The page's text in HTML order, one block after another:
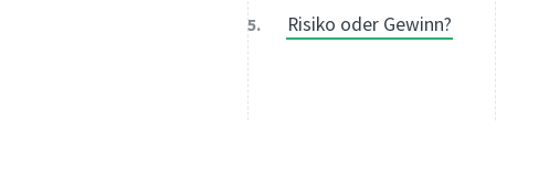
Risiko oder Gewinn?